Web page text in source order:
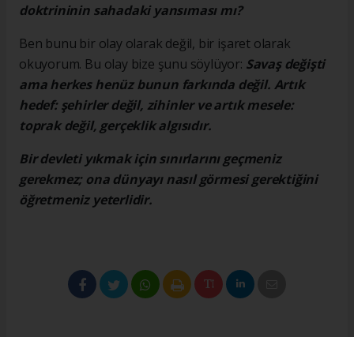
doktrininin sahadaki yansıması mı?
Ben bunu bir olay olarak değil, bir işaret olarak
okuyorum. Bu olay bize şunu söylüyor: Savaş değişti
ama herkes henüz bunun farkında değil. Artık
hedef: şehirler değil, zihinler ve artık mesele:
toprak değil, gerçeklik algısıdır.
Bir devleti yıkmak için sınırlarını geçmeniz
gerekmez; ona dünyayı nasıl görmesi gerektiğini
öğretmeniz yeterlidir.